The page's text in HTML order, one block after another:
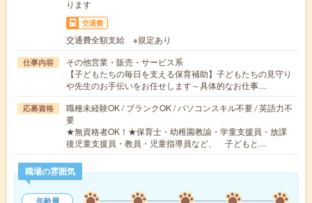
ります
交通費
交通費全額支給 ※規定あり
仕事内容
その他営業・販売・サービス系
【子どもたちの毎日を支える保育補助】子どもたちの見守り
や先生のお手伝いをお任せします～具体的なお仕事…
応募資格
職種未経験OK / ブランクOK / パソコンスキル不要 / 英語力不
要
★無資格者OK！★保育士・幼稚園教諭・学童支援員・放課
後児童支援員・教員・児童指導員など、 子どもと…
職場の雰囲気
年齢層